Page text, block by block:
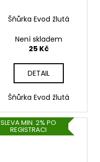
Šňůrka Evod žlutá
Není skladem
25 Kč
DETAIL
Šňůrka Evod žlutá
SLEVA MIN. 2% PO
REGISTRACI